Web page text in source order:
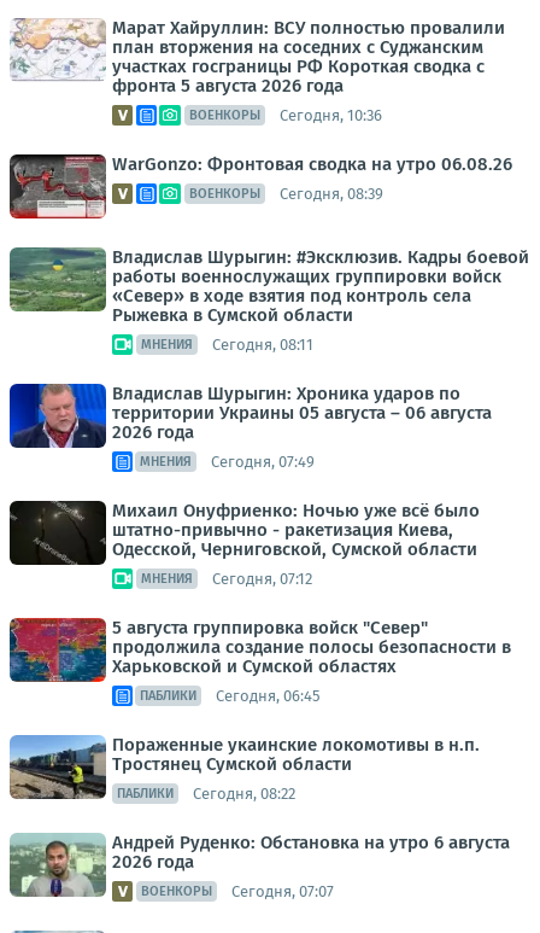
Марат Хайруллин: ВСУ полностью провалили
план вторжения на соседних с Суджанским
участках госграницы РФ Короткая сводка с
фронта 5 августа 2026 года
ВОЕНКОРЫ Сегодня, 10:36
WarGonzo: Фронтовая сводка на утро 06.08.26
ВОЕНКОРЫ Сегодня, 08:39
Владислав Шурыгин: #Эксклюзив. Кадры боевой
работы военнослужащих группировки войск
«Север» в ходе взятия под контроль села
Рыжевка в Сумской области
МНЕНИЯ Сегодня, 08:11
Владислав Шурыгин: Хроника ударов по
территории Украины 05 августа – 06 августа
2026 года
МНЕНИЯ Сегодня, 07:49
Михаил Онуфриенко: Ночью уже всё было
штатно-привычно - ракетизация Киева,
Одесской, Черниговской, Сумской области
МНЕНИЯ Сегодня, 07:12
5 августа группировка войск "Север"
продолжила создание полосы безопасности в
Харьковской и Сумской областях
ПАБЛИКИ Сегодня, 06:45
Пораженные укаинские локомотивы в н.п.
Тростянец Сумской области
ПАБЛИКИ Сегодня, 08:22
Андрей Руденко: Обстановка на утро 6 августа
2026 года
ВОЕНКОРЫ Сегодня, 07:07